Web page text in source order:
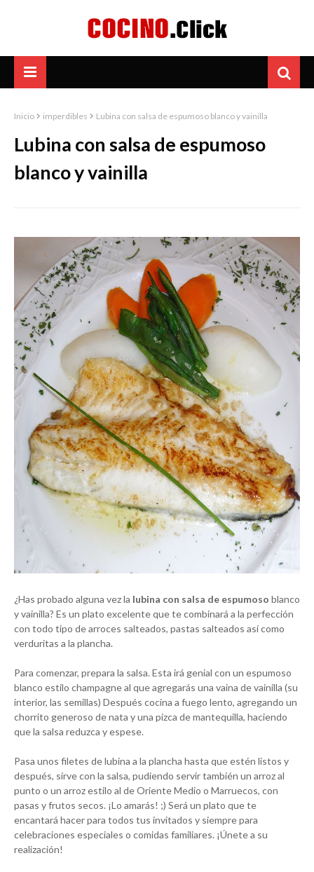
Inicio imperdibles Lubina con salsa de espumoso blanco y vainilla
Lubina con salsa de espumoso
blanco y vainilla
¿Has probado alguna vez la lubina con salsa de espumoso blanco
y vainilla? Es un plato excelente que te combinará a la perfección
con todo tipo de arroces salteados, pastas salteados así como
verduritas a la plancha.
Para comenzar, prepara la salsa. Esta irá genial con un espumoso
blanco estilo champagne al que agregarás una vaina de vainilla (su
interior, las semillas) Después cocina a fuego lento, agregando un
chorrito generoso de nata y una pizca de mantequilla, haciendo
que la salsa reduzca y espese.
Pasa unos filetes de lubina a la plancha hasta que estén listos y
después, sirve con la salsa, pudiendo servir también un arroz al
punto o un arroz estilo al de Oriente Medio o Marruecos, con
pasas y frutos secos. ¡Lo amarás! ;) Será un plato que te
encantará hacer para todos tus invitados y siempre para
celebraciones especiales o comidas familiares. ¡Únete a su
realización!